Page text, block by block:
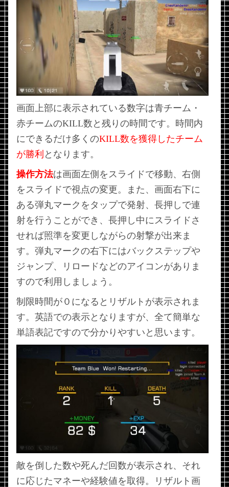
画面上部に表示されている数字は青チーム・
赤チームのKILL数と残りの時間です。時間内
にできるだけ多くのKILL数を獲得したチーム
が勝利 となります。
操作方法は画面左側をスライドで移動、右側
をスライドで視点の変更。また、画面右下に
ある弾丸マークをタップで発射、長押しで連
射を行うことができ、長押し中にスライドさ
せれば照準を変更しながらの射撃が出来ま
す。弾丸マークの右下にはバックステップや
ジャンプ、リロードなどのアイコンがありま
すので利用しましょう。
制限時間が０になるとリザルトが表示されま
す。英語での表示となりますが、全て簡単な
単語表記ですので分かりやすいと思います。
敵を倒した数や死んだ回数が表示され、それ
に応じたマネーや経験値を取得。リザルト画